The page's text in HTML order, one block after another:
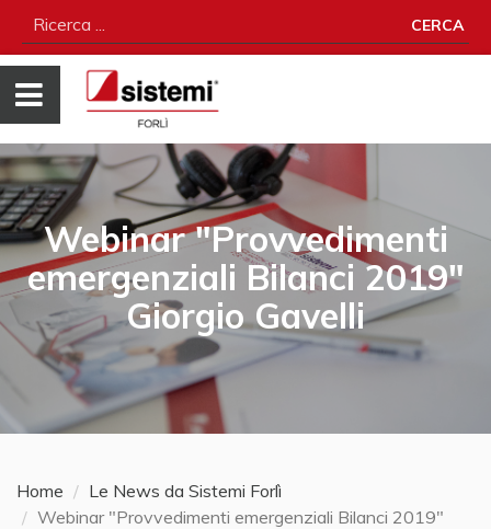
CERCA
Webinar "Provvedimenti
emergenziali Bilanci 2019"
Giorgio Gavelli
Home
Le News da Sistemi Forlì
Webinar "Provvedimenti emergenziali Bilanci 2019"